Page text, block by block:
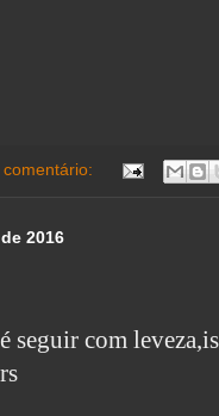
comentário:
2016
seguir com